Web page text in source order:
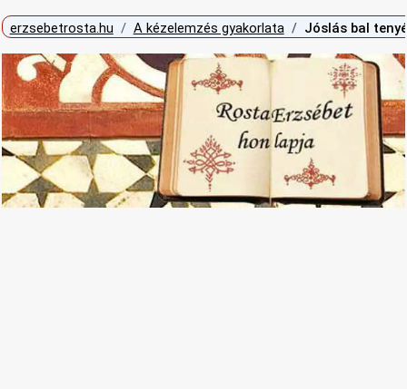
erzsebetrosta.hu A kézelemzés gyakorlata Jóslás bal